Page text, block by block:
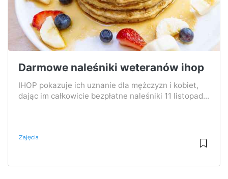
Darmowe naleśniki weteranów ihop
IHOP pokazuje ich uznanie dla mężczyzn i kobiet,
dając im całkowicie bezpłatne naleśniki 11 listopad...
Zajęcia